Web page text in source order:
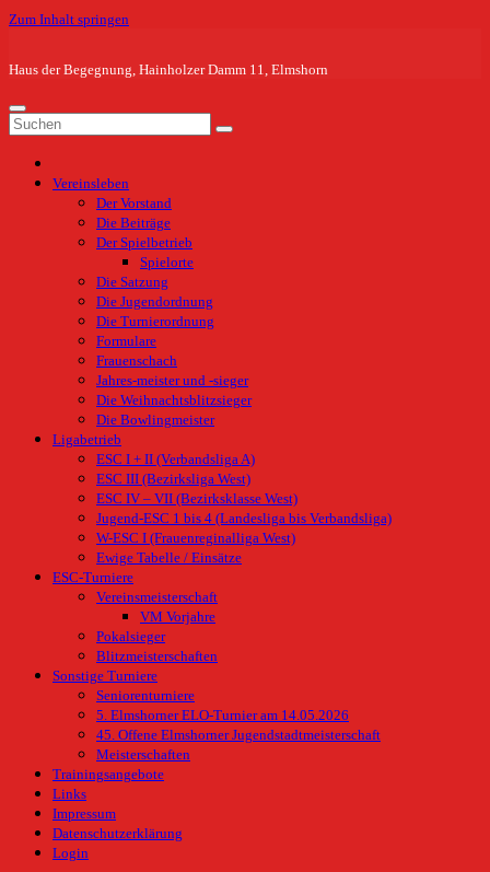
Zum Inhalt springen
Haus der Begegnung, Hainholzer Damm 11, Elmshorn
Vereinsleben
Der Vorstand
Die Beiträge
Der Spielbetrieb
Spielorte
Die Satzung
Die Jugendordnung
Die Turnierordnung
Formulare
Frauenschach
Jahres-meister und -sieger
Die Weihnachtsblitzsieger
Die Bowlingmeister
Ligabetrieb
ESC I + II (Verbandsliga A)
ESC III (Bezirksliga West)
ESC IV – VII (Bezirksklasse West)
Jugend-ESC 1 bis 4 (Landesliga bis Verbandsliga)
W-ESC I (Frauenreginalliga West)
Ewige Tabelle / Einsätze
ESC-Turniere
Vereinsmeisterschaft
VM Vorjahre
Pokalsieger
Blitzmeisterschaften
Sonstige Turniere
Seniorenturniere
5. Elmshorner ELO-Turnier am 14.05.2026
45. Offene Elmshorner Jugendstadtmeisterschaft
Meisterschaften
Trainingsangebote
Links
Impressum
Datenschutzerklärung
Login